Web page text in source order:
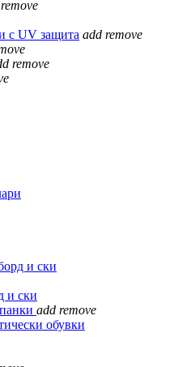
remove
с UV защита add remove
remove
и ски
и ски
add remove
обувки